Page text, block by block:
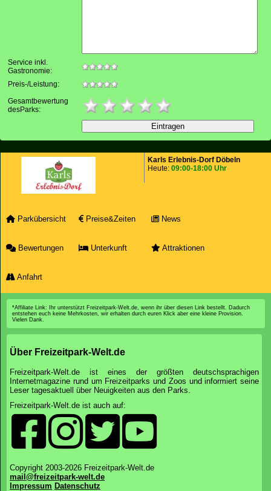
Service inkl.
Gastronomie:
Preis-/Leistung:
Gesamtbewertung
desParks:
Karls Erlebnis-Dorf Döbeln
Heute: 09:00-18:00 Uhr
Parkübersicht Preise&Zeiten News
Bewertungen Unterkunft Attraktionen
Anfahrt
*Affiliate Link: Ihr unterstützt Freizeitpark-Welt.de, wenn ihr über diesen Link bestellt. Dadurch
entstehen euch keine Mehrkosten, wir erhalten durch euren Klick aber eine kleine Provision.
Vielen Dank.
Über Freizeitpark-Welt.de
Freizeitpark-Welt.de ist eines der größten deutschsprachigen
Internetmagazine rund um Freizeitparks und Zoos und informiert seine
Leser tagesaktuell über Neuigkeiten aus den Parks.
Freizeitpark-Welt.de ist auch auf:
Copyright 2003-2026 Freizeitpark-Welt.de
mail@freizeitpark-welt.de
Impressum Datenschutz